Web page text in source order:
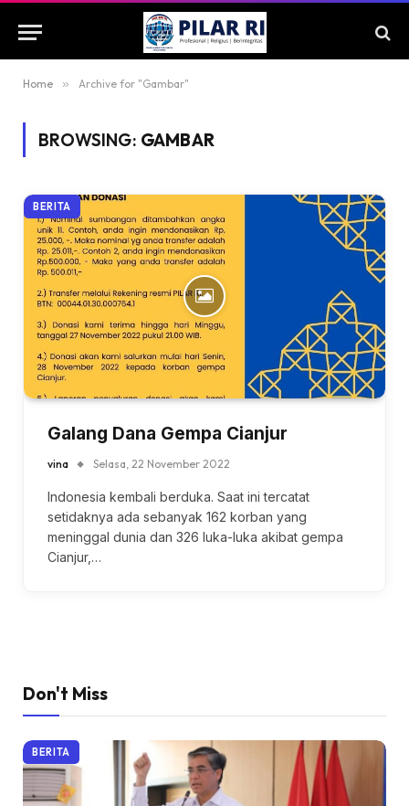
Home » Archive for "Gambar"
BROWSING: GAMBAR
BERITA
Galang Dana Gempa Cianjur
vina Selasa, 22 November 2022
Indonesia kembali berduka. Saat ini tercatat
setidaknya ada sebanyak 162 korban yang
meninggal dunia dan 326 luka-luka akibat gempa
Cianjur,…
Don't Miss
BERITA